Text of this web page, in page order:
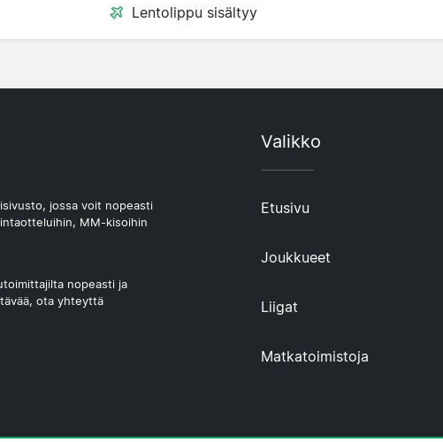
Lentolippu sisältyy
jossa voit nopeasti
MM-kisoihin
nopeasti ja
ota yhteyttä
Valikko
Etusivu
Joukkueet
Liigat
Matkatoimistoja